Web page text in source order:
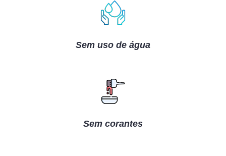
Sem uso de água
Sem corantes